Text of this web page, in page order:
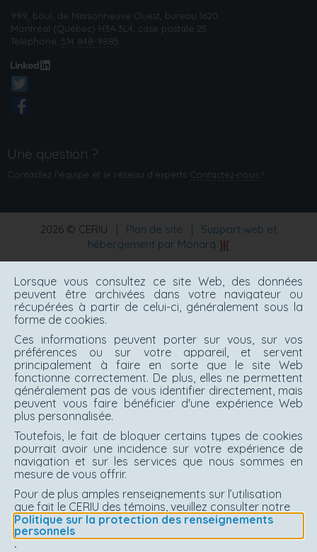
999, boul. de Maisonneuve Ouest, bureau 1620
Montréal (Québec) H3A 3L4, case postale 25
Téléphone: 514 848-9885
Une question ?
Contactez l'équipe et le réseau d’experts Contactez‑nous !
2026 © CERIU Plan de site
Support web et
hébergement par Monarq
Lorsque vous consultez ce site Web, des données
peuvent être archivées dans votre navigateur ou
récupérées à partir de celui-ci, généralement sous la
forme de cookies.
Ces informations peuvent porter sur vous, sur vos
préférences ou sur votre appareil, et servent
principalement à faire en sorte que le site Web
fonctionne correctement. De plus, elles ne permettent
généralement pas de vous identifier directement, mais
peuvent vous faire bénéficier d'une expérience Web
plus personnalisée.
Toutefois, le fait de bloquer certains types de cookies
pourrait avoir une incidence sur votre expérience de
navigation et sur les services que nous sommes en
mesure de vous offrir.
Pour de plus amples renseignements sur l’utilisation
que fait le CERIU des témoins, veuillez consulter notre
Politique sur la protection des renseignements
personnels
.